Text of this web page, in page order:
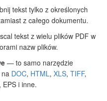
tekst tylko z określonych
z całego dokumentu.
tekst z wielu plików PDF w
nazw plików.
— to samo narzędzie
DOC, HTML, XLS, TIFF,
EPS i inne.